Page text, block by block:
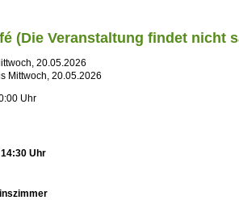
(Die Veranstaltung findet nicht
20.05.2026
Mittwoch, 20.05.2026
Uhr
Uhr